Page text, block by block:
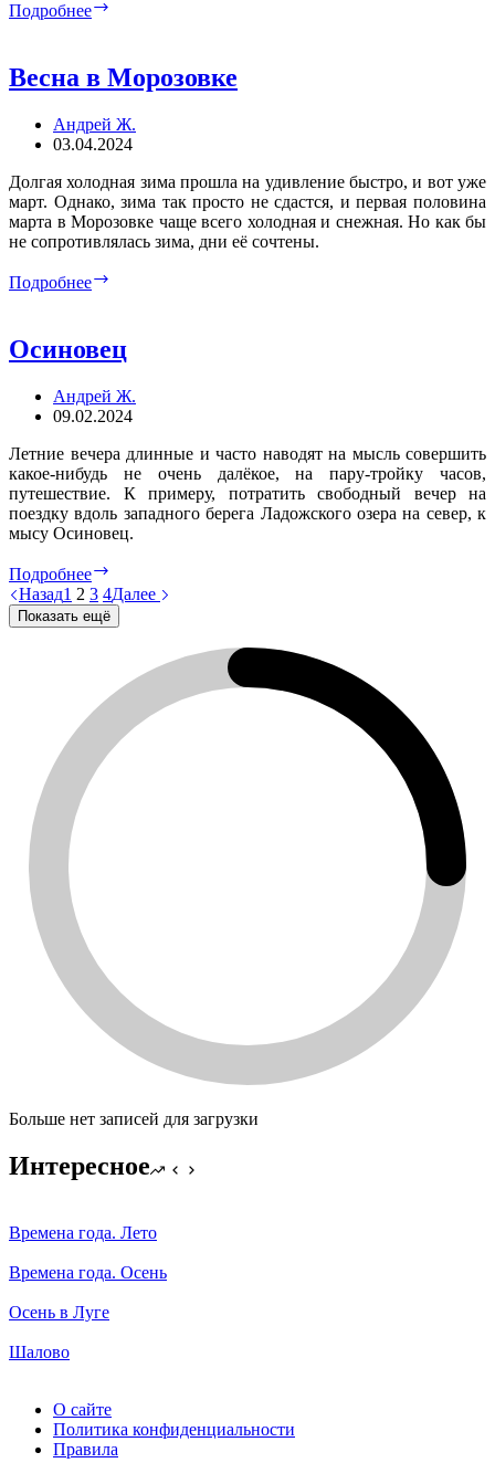
Подробнее
Весна в Морозовке
Андрей Ж.
03.04.2024
Долгая холодная зима прошла на удивление быстро, и вот уже
март. Однако, зима так просто не сдастся, и первая половина
марта в Морозовке чаще всего холодная и снежная. Но как бы
не сопротивлялась зима, дни её сочтены.
Подробнее
Осиновец
Андрей Ж.
09.02.2024
Летние вечера длинные и часто наводят на мысль совершить
какое-нибудь не очень далёкое, на пару-тройку часов,
путешествие. К примеру, потратить свободный вечер на
поездку вдоль западного берега Ладожского озера на север, к
мысу Осиновец.
Подробнее
Назад1 2 3 4Далее
Показать ещё
Больше нет записей для загрузки
Интересное
Времена года. Лето
Времена года. Осень
Осень в Луге
Шалово
О сайте
Политика конфиденциальности
Правила